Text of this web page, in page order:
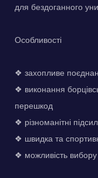
для бездоганного
Особливості
❖ захопливе
❖ виконання
перешкод
❖ різноманітні
❖ швидка та
❖ можливість вибору